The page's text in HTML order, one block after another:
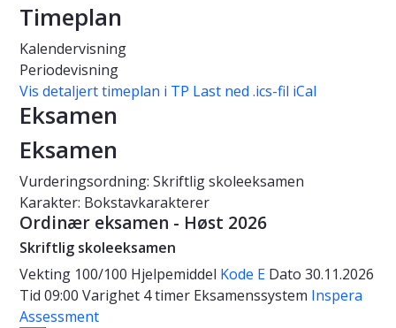
Timeplan
Kalendervisning
Periodevisning
Vis detaljert timeplan i TP Last ned .ics-fil iCal
Eksamen
Eksamen
Vurderingsordning: Skriftlig skoleeksamen
Karakter: Bokstavkarakterer
Ordinær eksamen - Høst 2026
Skriftlig skoleeksamen
Vekting 100/100 Hjelpemiddel Kode E Dato 30.11.2026
Tid 09:00 Varighet 4 timer Eksamenssystem Inspera
Assessment